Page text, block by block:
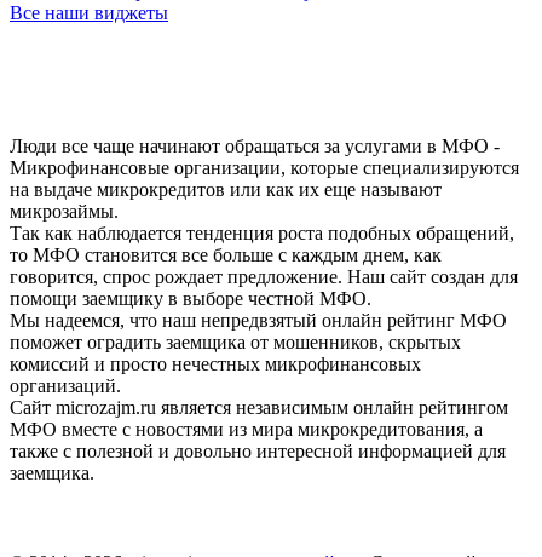
Все наши виджеты
Люди все чаще начинают обращаться за услугами в МФО -
Микрофинансовые организации, которые специализируются
на выдаче микрокредитов или как их еще называют
микрозаймы.
Так как наблюдается тенденция роста подобных обращений,
то МФО становится все больше с каждым днем, как
говорится, спрос рождает предложение. Наш сайт создан для
помощи заемщику в выборе честной МФО.
Мы надеемся, что наш непредвзятый онлайн рейтинг МФО
поможет оградить заемщика от мошенников, скрытых
комиссий и просто нечестных микрофинансовых
организаций.
Сайт microzajm.ru является независимым онлайн рейтингом
МФО вместе с новостями из мира микрокредитования, а
также с полезной и довольно интересной информацией для
заемщика.